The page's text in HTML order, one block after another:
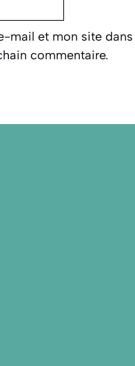
mail et mon site dans
commentaire.